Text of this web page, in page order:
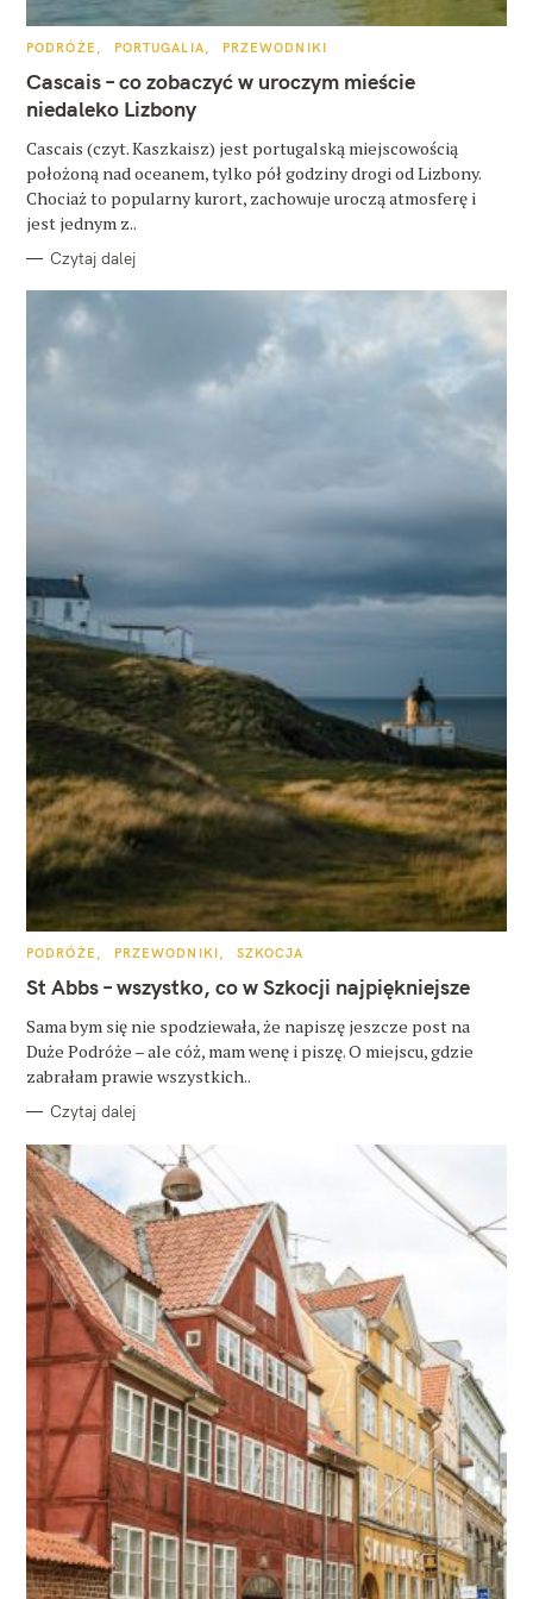
K
T
E
G
O
I
E
PODRÓŻE PORTUGALIA PRZEWODNIKI
Cascais – co zobaczyć w uroczym mieście
niedaleko Lizbony
Cascais (czyt. Kaszkaisz) jest portugalską miejscowością
położoną nad oceanem, tylko pół godziny drogi od Lizbony.
Chociaż to popularny kurort, zachowuje uroczą atmosferę i
jest jednym z..
Czytaj dalej
K
T
E
O
R
I
PODRÓŻE PRZEWODNIKI SZKOCJA
St Abbs – wszystko, co w Szkocji najpiękniejsze
Sama bym się nie spodziewała, że napiszę jeszcze post na
Duże Podróże – ale cóż, mam wenę i piszę. O miejscu, gdzie
zabrałam prawie wszystkich..
Czytaj dalej
k
a
j
: